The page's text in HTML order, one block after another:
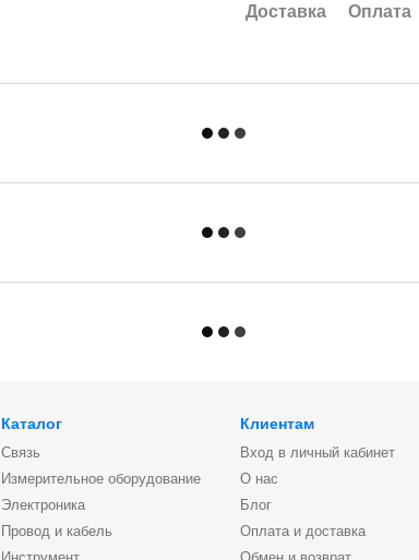
Доставка
Оплата
Каталог
Связь
Измерительное оборудование
Электроника
Провод и кабель
Клиентам
Вход в личный кабинет
О нас
Блог
Оплата и доставка